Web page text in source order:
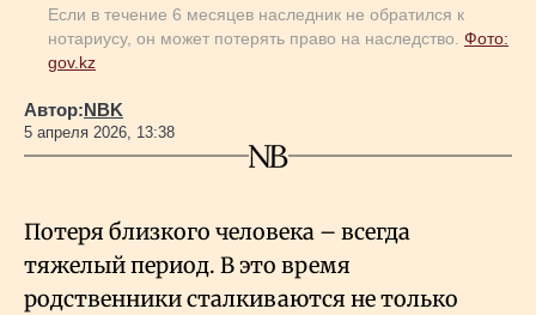
Если в течение 6 месяцев наследник не обратился к
нотариусу, он может потерять право на наследство. Фото:
gov.kz
Автор:NBK
5 апреля 2026, 13:38
Потеря близкого человека – всегда
тяжелый период. В это время
родственники сталкиваются не только